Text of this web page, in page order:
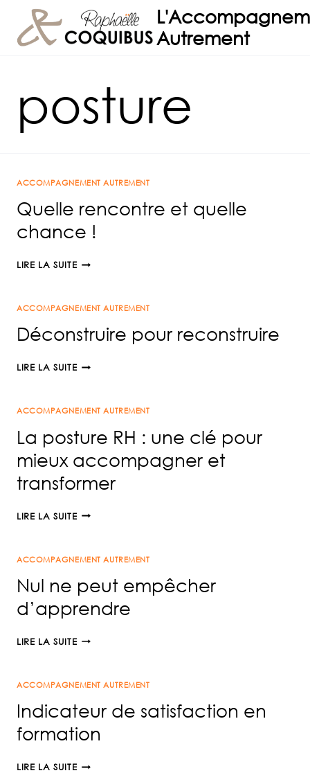
contenu
Autrement
posture
ACCOMPAGNEMENT AUTREMENT
Quelle rencontre et quelle
chance !
LIRE LA SUITEQUELLE
QUELLE
!
ACCOMPAGNEMENT AUTREMENT
Déconstruire pour reconstruire
LIRE LA SUITEDÉCONSTRUIRE
ACCOMPAGNEMENT AUTREMENT
La posture RH : une clé pour
mieux accompagner et
transformer
LIRE LA SUITELA
:
CLÉ
POUR
ACCOMPAGNER
ACCOMPAGNEMENT AUTREMENT
Nul ne peut empêcher
d’apprendre
LIRE LA SUITENUL
EMPÊCHER
ACCOMPAGNEMENT AUTREMENT
Indicateur de satisfaction en
formation
LIRE LA SUITEINDICATEUR